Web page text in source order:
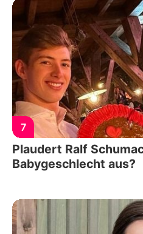
7
Plaudert Ralf
Babygeschlecht aus?